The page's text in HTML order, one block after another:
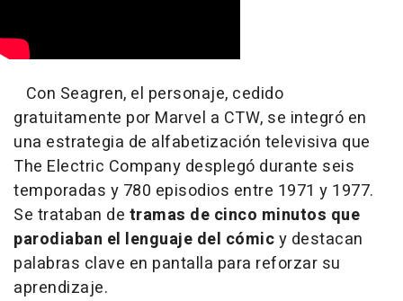
Con Seagren, el personaje, cedido
gratuitamente por Marvel a CTW, se integró en
una estrategia de alfabetización televisiva que
The Electric Company desplegó durante seis
temporadas y 780 episodios entre 1971 y 1977.
Se trataban de tramas de cinco minutos que
parodiaban el lenguaje del cómicy destacan
palabras clave en pantalla para reforzar su
aprendizaje.